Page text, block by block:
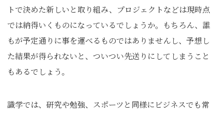
トで決めた新しいと取り組み、プロジェクトなどは現時点
では納得いくものになっているでしょうか。もちろん、誰
もが予定通りに事を運べるものではありませんし、予想し
た結果が得られないと、ついつい先送りにしてしまうこと
もあるでしょう。
識学では、研究や勉強、スポーツと同様にビジネスでも常